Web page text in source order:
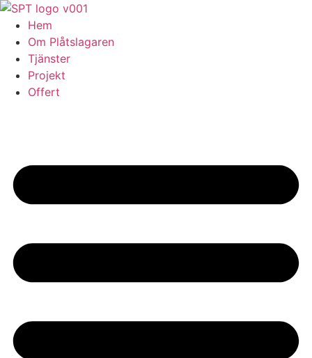
Skip
content
Hem
Om Plåtslagaren
Tjänster
Projekt
Offert